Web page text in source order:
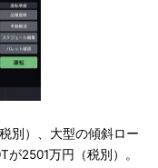
別）、大型の傾斜ロー
2501万円（税別）。